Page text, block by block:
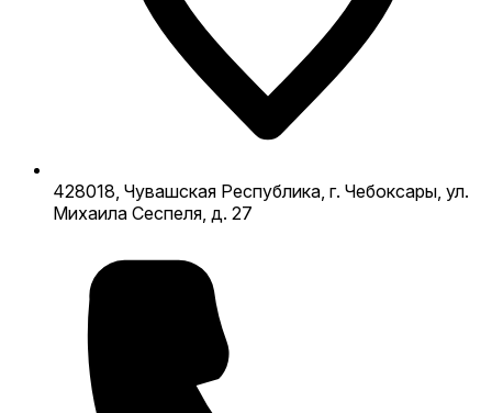
428018, Чувашская Республика, г. Чебоксары, ул.
Михаила Сеспеля, д. 27